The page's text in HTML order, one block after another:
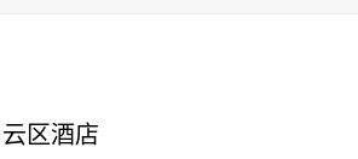
区酒店